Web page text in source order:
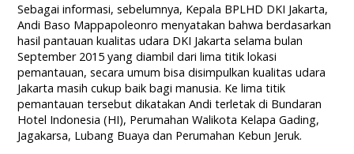
Sebagai informasi, sebelumnya, Kepala BPLHD DKI Jakarta,
Andi Baso Mappapoleonro menyatakan bahwa berdasarkan
hasil pantauan kualitas udara DKI Jakarta selama bulan
September 2015 yang diambil dari lima titik lokasi
pemantauan, secara umum bisa disimpulkan kualitas udara
Jakarta masih cukup baik bagi manusia. Ke lima titik
pemantauan tersebut dikatakan Andi terletak di Bundaran
Hotel Indonesia (HI), Perumahan Walikota Kelapa Gading,
Jagakarsa, Lubang Buaya dan Perumahan Kebun Jeruk.